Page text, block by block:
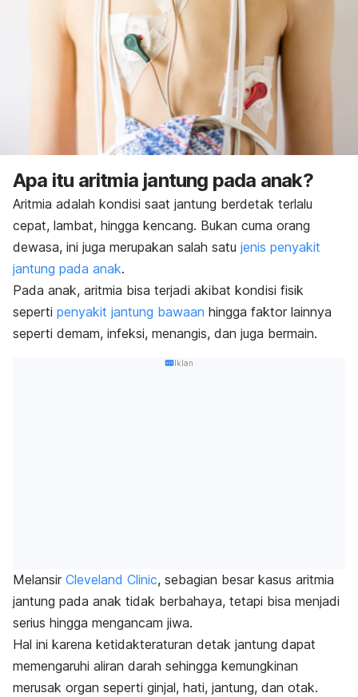
Apa itu aritmia jantung pada anak?
Aritmia adalah kondisi saat jantung berdetak terlalu
cepat, lambat, hingga kencang. Bukan cuma orang
dewasa, ini juga merupakan salah satu jenis penyakit
jantung pada anak.
Pada anak, aritmia bisa terjadi akibat kondisi fisik
seperti penyakit jantung bawaan hingga faktor lainnya
seperti demam, infeksi, menangis, dan juga bermain.
Iklan
Melansir Cleveland Clinic, sebagian besar kasus aritmia
jantung pada anak tidak berbahaya, tetapi bisa menjadi
serius hingga mengancam jiwa.
Hal ini karena ketidakteraturan detak jantung dapat
memengaruhi aliran darah sehingga kemungkinan
merusak organ seperti ginjal, hati, jantung, dan otak.